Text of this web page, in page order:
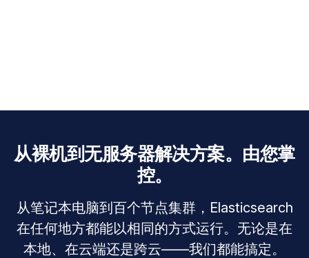
从裸机到无服务器解决方案。由您掌
控。
从笔记本电脑到百个节点集群，Elasticsearch
在任何地方都能以相同的方式运行。无论是在
本地、在云端还是跨云——我们都能搞定。